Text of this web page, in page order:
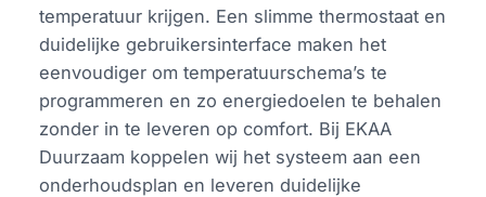
temperatuur krijgen. Een slimme thermostaat en
duidelijke gebruikersinterface maken het
eenvoudiger om temperatuurschema’s te
programmeren en zo energiedoelen te behalen
zonder in te leveren op comfort. Bij EKAA
Duurzaam koppelen wij het systeem aan een
onderhoudsplan en leveren duidelijke